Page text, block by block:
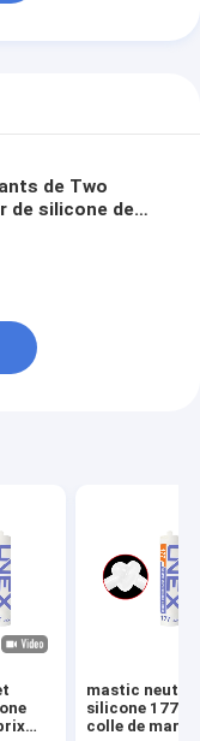
de Two
de silicone de
mastic neutre
silicone 177
colle de